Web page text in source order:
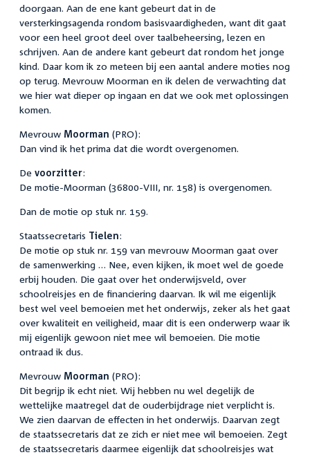
doorgaan. Aan de ene kant gebeurt dat in de
versterkingsagenda rondom basisvaardigheden, want dit gaat
voor een heel groot deel over taalbeheersing, lezen en
schrijven. Aan de andere kant gebeurt dat rondom het jonge
kind. Daar kom ik zo meteen bij een aantal andere moties nog
op terug. Mevrouw Moorman en ik delen de verwachting dat
we hier wat dieper op ingaan en dat we ook met oplossingen
komen.
Mevrouw Moorman (PRO):
Dan vind ik het prima dat die wordt overgenomen.
De voorzitter:
De motie-Moorman (36800-VIII, nr. 158) is overgenomen.
Dan de motie op stuk nr. 159.
Staatssecretaris Tielen:
De motie op stuk nr. 159 van mevrouw Moorman gaat over
de samenwerking … Nee, even kijken, ik moet wel de goede
erbij houden. Die gaat over het onderwijsveld, over
schoolreisjes en de financiering daarvan. Ik wil me eigenlijk
best wel veel bemoeien met het onderwijs, zeker als het gaat
over kwaliteit en veiligheid, maar dit is een onderwerp waar ik
mij eigenlijk gewoon niet mee wil bemoeien. Die motie
ontraad ik dus.
Mevrouw Moorman (PRO):
Dit begrijp ik echt niet. Wij hebben nu wel degelijk de
wettelijke maatregel dat de ouderbijdrage niet verplicht is.
We zien daarvan de effecten in het onderwijs. Daarvan zegt
de staatssecretaris dat ze zich er niet mee wil bemoeien. Zegt
de staatssecretaris daarmee eigenlijk dat schoolreisjes wat